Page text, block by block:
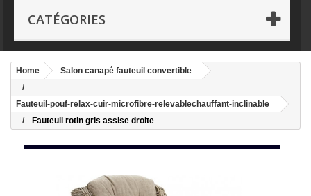
CATÉGORIES
Home Salon canapé fauteuil convertible
Fauteuil-pouf-relax-cuir-microfibre-relevablechauffant-inclinable
Fauteuil rotin gris assise droite